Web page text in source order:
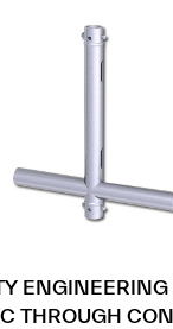
THROUGH